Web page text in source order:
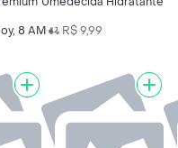
8 AM• R$ 9,99